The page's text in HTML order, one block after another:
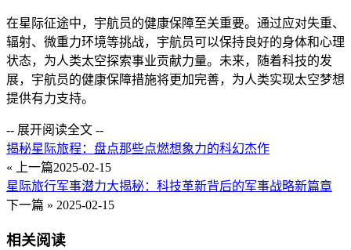
在星际征途中，宇航员的健康保障至关重要。通过应对失重、
辐射、微重力环境等挑战，宇航员可以保持良好的身体和心理
状态，为人类太空探索事业贡献力量。未来，随着科技的发
展，宇航员的健康保障措施将更加完善，为人类实现太空梦想
提供有力支持。
-- 展开阅读全文 --
揭秘星际旅程：盘点那些点燃想象力的科幻杰作
« 上一篇2025-02-15
星际旅行军事潜力大揭秘：科技革新背后的军事战略新篇章
下一篇 » 2025-02-15
相关阅读